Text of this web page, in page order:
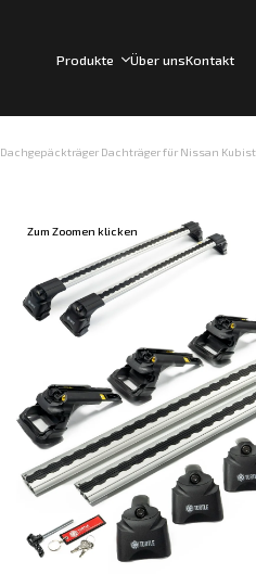
Produkte Über unsKontakt
Dachgepäckträger Dachträger für Nissan
Zum Zoomen klicken